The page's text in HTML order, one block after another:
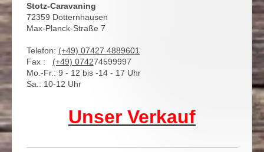
Stotz-Caravaning
72359 Dotternhausen
Max-Planck-Straße 7
Telefon: (+49) 07427 4889601
Fax : (+49) 074274599997
Mo.-Fr.: 9 - 12 bis -14 - 17 Uhr
Sa.: 10-12 Uhr
Unser Verkauf